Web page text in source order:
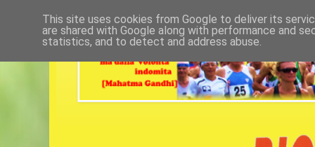
This site uses cookies from Google to deliver its
are shared with Google along with performance and
statistics, and to detect and address abuse.